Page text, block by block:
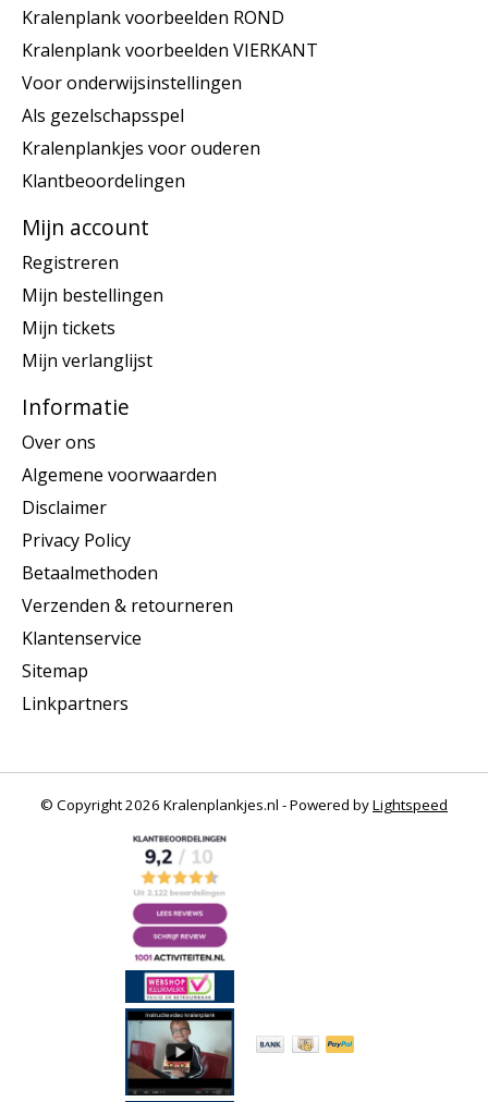
Kralenplank voorbeelden ROND
Kralenplank voorbeelden VIERKANT
Voor onderwijsinstellingen
Als gezelschapsspel
Kralenplankjes voor ouderen
Klantbeoordelingen
Mijn account
Registreren
Mijn bestellingen
Mijn tickets
Mijn verlanglijst
Informatie
Over ons
Algemene voorwaarden
Disclaimer
Privacy Policy
Betaalmethoden
Verzenden & retourneren
Klantenservice
Sitemap
Linkpartners
© Copyright 2026 Kralenplankjes.nl - Powered byLightspeed